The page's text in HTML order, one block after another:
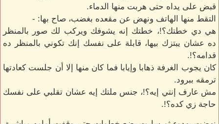
قبض على يداه حتى هربت منها الدماء.
التقط منها الهاتف ونهض عن مقعده بغضب، صاح بها: -
هي دي خطتك؟!، خطتك إنه يشوفك ويركب لك صور بالمنظر
ده عشان يبتزك بيها، قابلة على نفسك إنك تكوني بالمنظر ده
قدامه؟!.
كان يجوب الغرفة ذهابا وإيابا فما كان منها إلا أن جلست كعادتها
ترمقه ببرود.
مش عارف إنتي إيه؟!، جنس ملتك إيه عشان تقلبي على نفسك
حاجة زي كده؟!.